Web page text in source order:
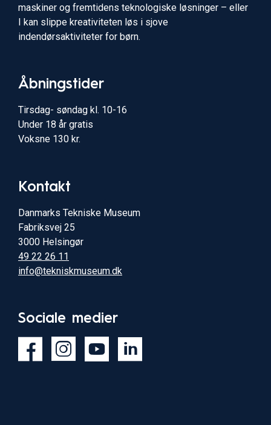
maskiner og fremtidens teknologiske løsninger – eller
I kan slippe kreativiteten løs i sjove
indendørsaktiviteter for børn.
Åbningstider
Tirsdag- søndag kl. 10-16
Under 18 år gratis
Voksne 130 kr.
Kontakt
Danmarks Tekniske Museum
Fabriksvej 25
3000 Helsingør
49 22 26 11
info@tekniskmuseum.dk
Sociale medier